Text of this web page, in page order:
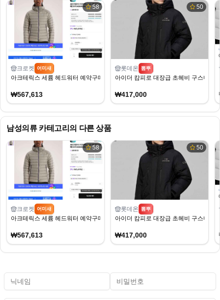
58
크로켓 어미새
아크테릭스 세륨 헤드워터 예약구매
₩567,613
50
롯데온 뽐뿌
아이더 캄피로 대장급 초헤비 구스다운
₩417,000
남성의류카테고리의 다른 상품
58
크로켓 어미새
아크테릭스 세륨 헤드워터 예약구매
₩567,613
50
롯데온 뽐뿌
아이더 캄피로 대장급 초헤비 구스다운
₩417,000